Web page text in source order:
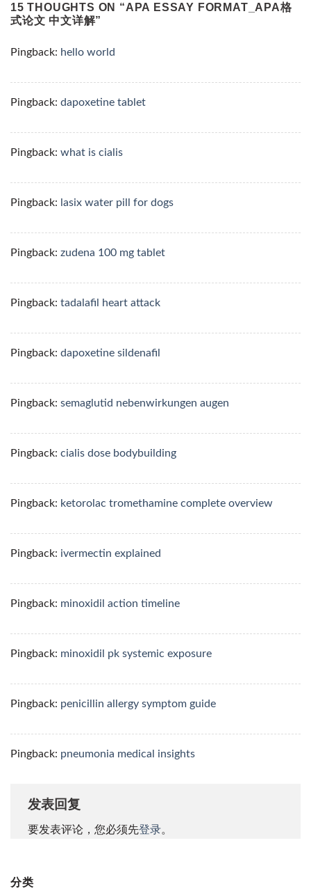
分类
15 THOUGHTS ON “APA ESSAY FORMAT_APA格
式论文 中文详解”
Pingback: hello world
Pingback: dapoxetine tablet
Pingback: what is cialis
Pingback: lasix water pill for dogs
Pingback: zudena 100 mg tablet
Pingback: tadalafil heart attack
Pingback: dapoxetine sildenafil
Pingback: semaglutid nebenwirkungen augen
Pingback: cialis dose bodybuilding
Pingback: ketorolac tromethamine complete overview
Pingback: ivermectin explained
Pingback: minoxidil action timeline
Pingback: minoxidil pk systemic exposure
Pingback: penicillin allergy symptom guide
Pingback: pneumonia medical insights
发表回复
要发表评论，您必须先登录。